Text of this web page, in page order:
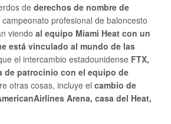
de derechos de nombre de
campeonato profesional de baloncesto
viendo al equipo Miami Heat con un
está vinculado al mundo de las
el intercambio estadounidense FTX,
de patrocinio con el equipo de
otras cosas, incluye el cambio de
Arena, casa del Heat,